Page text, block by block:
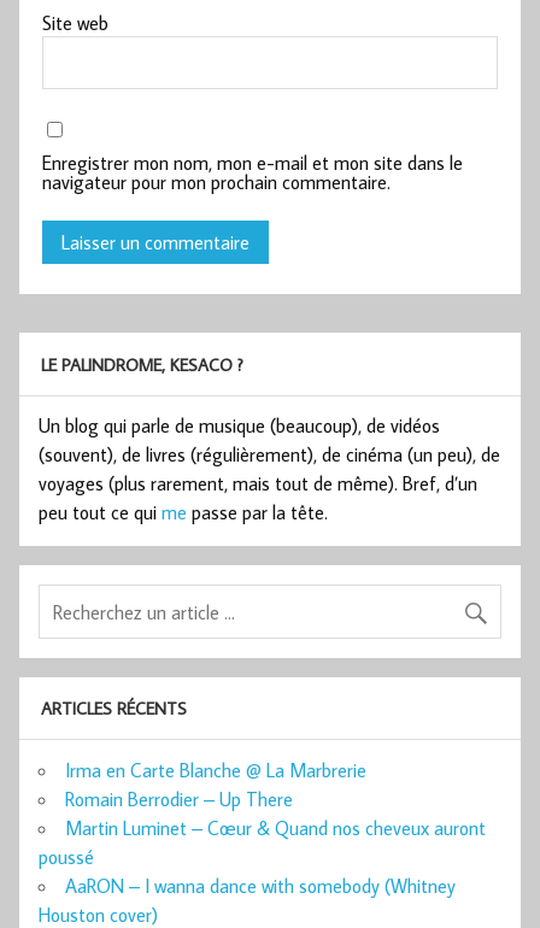
Site web
Enregistrer mon nom, mon e-mail et mon site dans le
navigateur pour mon prochain commentaire.
LE PALINDROME, KESACO ?
Un blog qui parle de musique (beaucoup), de vidéos
(souvent), de livres (régulièrement), de cinéma (un peu), de
voyages (plus rarement, mais tout de même). Bref, d’un
peu tout ce qui me passe par la tête.
ARTICLES RÉCENTS
Irma en Carte Blanche @ La Marbrerie
Romain Berrodier – Up There
Martin Luminet – Cœur & Quand nos cheveux auront
poussé
AaRON – I wanna dance with somebody (Whitney
Houston cover)